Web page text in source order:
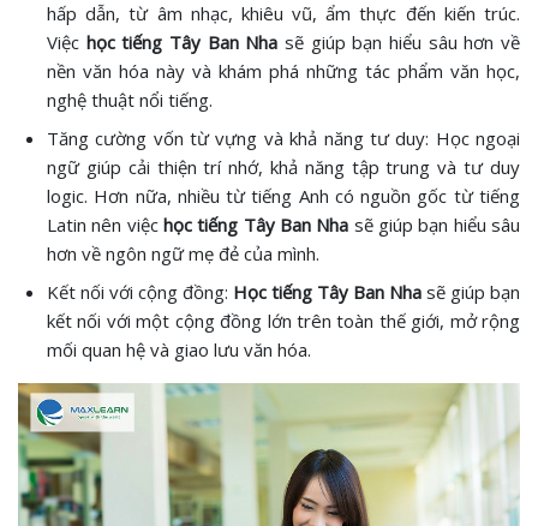
hấp dẫn, từ âm nhạc, khiêu vũ, ẩm thực đến kiến trúc.
Việc học tiếng Tây Ban Nha sẽ giúp bạn hiểu sâu hơn về
nền văn hóa này và khám phá những tác phẩm văn học,
nghệ thuật nổi tiếng.
Tăng cường vốn từ vựng và khả năng tư duy: Học ngoại
ngữ giúp cải thiện trí nhớ, khả năng tập trung và tư duy
logic. Hơn nữa, nhiều từ tiếng Anh có nguồn gốc từ tiếng
Latin nên việc học tiếng Tây Ban Nha sẽ giúp bạn hiểu sâu
hơn về ngôn ngữ mẹ đẻ của mình.
Kết nối với cộng đồng: Học tiếng Tây Ban Nha sẽ giúp bạn
kết nối với một cộng đồng lớn trên toàn thế giới, mở rộng
mối quan hệ và giao lưu văn hóa.